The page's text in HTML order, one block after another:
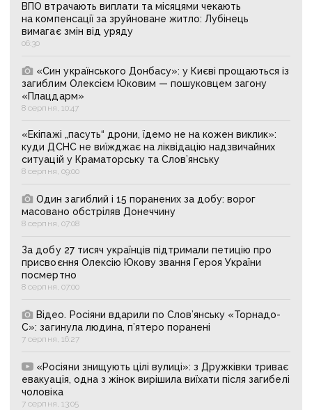
ВПО втрачають виплати та місяцями чекають
на компенсації за зруйноване житло: Лубінець
вимагає змін від уряду
06:30
«Син українського Донбасу»: у Києві прощаються із
загиблим Олексієм Юковим — пошуковцем загону
«Плацдарм»
8 серпня, 10:47
«Екіпажі „пасуть“ дрони, їдемо не на кожен виклик»:
куди ДСНС не виїжджає на ліквідацію надзвичайних
ситуацій у Краматорську та Слов’янську
8 серпня, 09:00
Один загиблий і 15 поранених за добу: ворог
масовано обстріляв Донеччину
8 серпня, 07:08
За добу 27 тисяч українців підтримали петицію про
присвоєння Олексію Юкову звання Героя України
посмертно
8 серпня, 07:00
Відео. Росіяни вдарили по Слов’янську «Торнадо-
С»: загинула людина, п’ятеро поранені
7 серпня, 16:27
«Росіяни знищують цілі вулиці»: з Дружківки триває
евакуація, одна з жінок вирішила виїхати після загибелі
чоловіка
7 серпня, 13:05